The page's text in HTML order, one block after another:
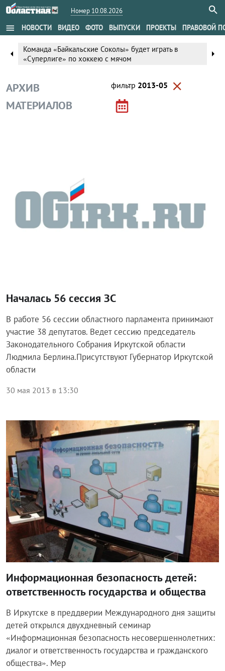
Номер 10.08.2026
menu НОВОСТИ ВИДЕО ФОТО ВЫПУСКИ ПРОЕКТЫ ПРАВОВОЙ
arrow_left
Команда «Байкальские Соколы» будет играть в
«Суперлиге» по хоккею с мячом
arrow_right
АРХИВ
МАТЕРИАЛОВ
фильтр 2013-05 close
Началась 56 сессия ЗС
В работе 56 сессии областного парламента принимают
участие 38 депутатов. Ведет сессию председатель
Законодательного Собрания Иркутской области
Людмила Берлина.Присутствуют Губернатор Иркутской
области
30 мая 2013 в 13:30
Общество
Информационная безопасность детей:
ответственность государства и общества
В Иркутске в преддверии Международного дня защиты
детей открылся двухдневный семинар
«Информационная безопасность несовершеннолетних:
диалог и ответственность государства и гражданского
общества». Мер